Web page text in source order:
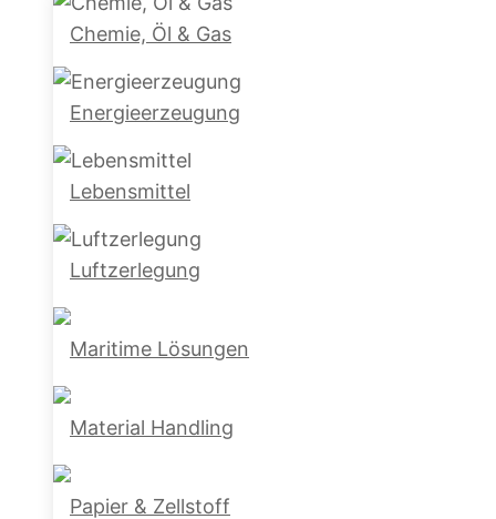
Chemie, Öl & Gas
Energieerzeugung
Lebensmittel
Luftzerlegung
Maritime Lösungen
Material Handling
Papier & Zellstoff